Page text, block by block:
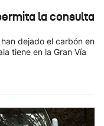
la consulta
dejado el carbón en
tiene en la Gran Vía